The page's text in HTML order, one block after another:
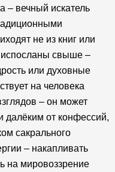
– вечный искатель
не из книг или
свыше –
или духовные
на человека
– он может
далёким от конфессий,
сакрального
– накапливать
на мировоззрение